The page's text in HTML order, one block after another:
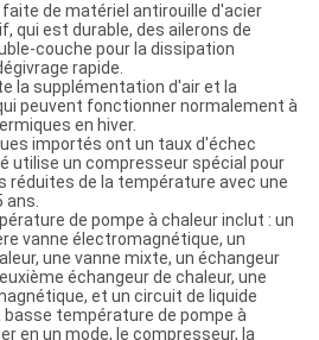
faite de matériel antirouille d'acier
qui est durable, des ailerons de
couche pour la dissipation
rapide.
la supplémentation d'air et la
peuvent fonctionner normalement à
en hiver.
importés ont un taux d'échec
utilise un compresseur spécial pour
réduites de la température avec une
ans.
de pompe à chaleur inclut : un
vanne électromagnétique, un
une vanne mixte, un échangeur
échangeur de chaleur, une
et un circuit de liquide
température de pompe à
en un mode, le compresseur, la